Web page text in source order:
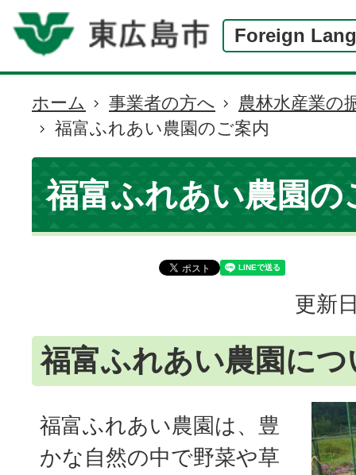
Foreign
現
在
の
位
置
ホーム 事業者の方へ
農林水産業の
福富ふれあい農園のご案内
福富ふれあい農園の
更新
福富ふれあい農園につ
福富ふれあい農園は、豊
かな自然の中で野菜や草